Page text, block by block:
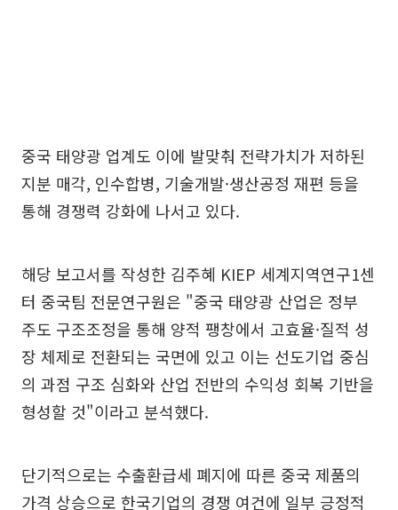
중국 태양광 업계도 이에 발맞춰 전략가치가 저하된
지분 매각, 인수합병, 기술개발·생산공정 재편 등을
통해 경쟁력 강화에 나서고 있다.
해당 보고서를 작성한 김주혜 KIEP 세계지역연구1센
터 중국팀 전문연구원은 "중국 태양광 산업은 정부
주도 구조조정을 통해 양적 팽창에서 고효율·질적 성
장 체제로 전환되는 국면에 있고 이는 선도기업 중심
의 과점 구조 심화와 산업 전반의 수익성 회복 기반을
형성할 것"이라고 분석했다.
단기적으로는 수출환급세 폐지에 따른 중국 제품의
가격 상승으로 한국기업의 경쟁 여건에 일부 긍정적